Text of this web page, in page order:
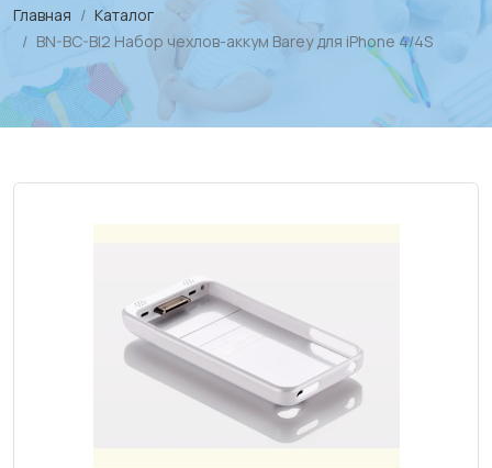
Главная
Каталог
BN-BC-Bl2 Набор чехлов-аккум Barey для iPhone 4/4S